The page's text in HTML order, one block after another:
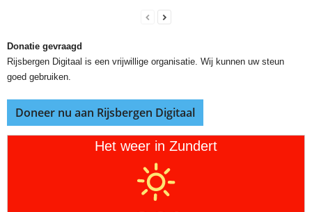
Donatie gevraagd
Rijsbergen Digitaal is een vrijwillige organisatie. Wij kunnen uw steun
goed gebruiken.
Doneer nu aan Rijsbergen Digitaal
Het weer in Zundert